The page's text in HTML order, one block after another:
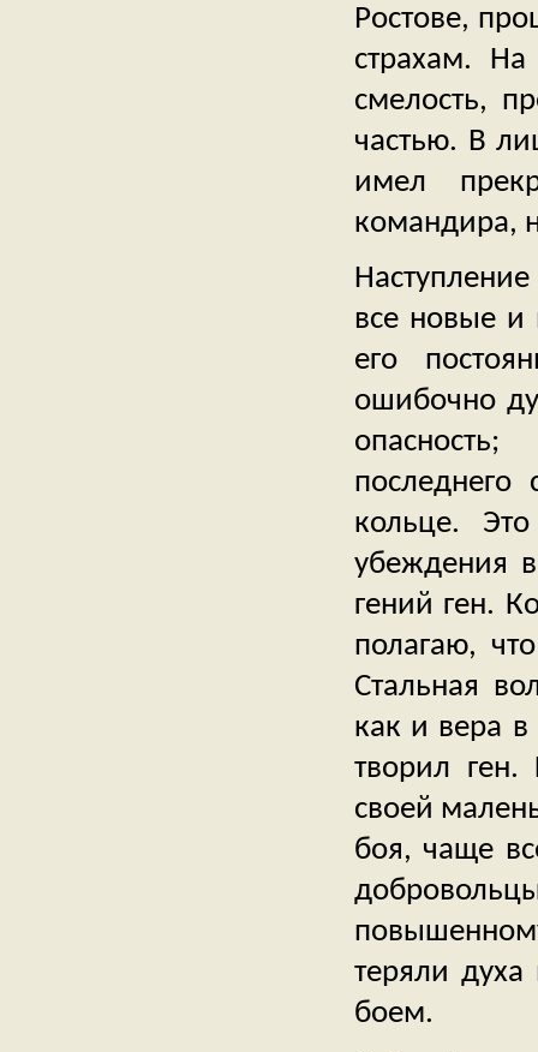
Ростове,
страхам.
смелость,
частью. В
имел
командира,
все новые
его
ошибочно
кольце.
убеждения
гений ген.
полагаю,
Стальная
как и вера в
творил
своей
боя, чаще
теряли
боем.